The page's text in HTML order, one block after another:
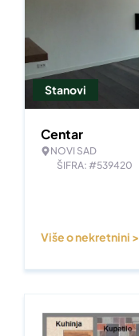
Stanovi
Centar
NOVI SAD
ŠIFRA: #539420
Više o nekretnini >